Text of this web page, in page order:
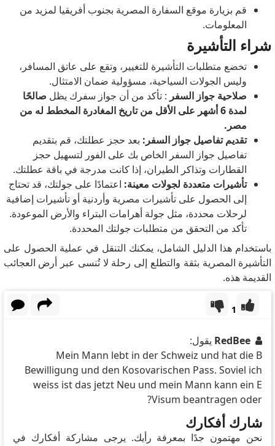
قم بزيارة موقع السفارة المصرية بجنوب أفريقيا لمزيد من
المعلومات.
شراء التأشيرة
تخضع متطلبات التأشيرة للتغيير، وتقع على عاتق المسافر،
وليس الجولات السياحية، مسؤولية ضمان الامتثال.
صلاحية جواز السفر : تأكد من أن جواز سفرك يظل صالحًا
لمدة 6 أشهر على الأقل من تاريخ المغادرة المخطط له من
مصر.
تقديم تفاصيل جواز السفر: بعد حجز عطلتك، قم بتقديم
تفاصيل جواز السفر الخاص بك على الفور لتسهيل حجز
القطارات وتذاكر الطيران، إذا كانت مدرجة في باقة عطلتك.
تأشيرات متعددة لجولات معينة: اعتمادًا على جولتك، قد تحتاج
إلى الحصول على تأشيرات مصرية وأردنية أو تأشيرات إضافية
لرحلات محددة، مثل جولة أهرامات البتراء والأرض الموعودة.
تأكد من التحقق من متطلبات جولتك المحددة.
باستخدام هذا الدليل الشامل، يمكنك التنقل في عملية الحصول على
التأشيرة المصرية بثقة والتطلع إلى رحلة لا تُنسى عبر أرض العجائب
القديمة هذه.
1
RedBee يقول:
Mein Mann lebt in der Schweiz und hat die B
Bewilligung und den Kosovarischen Pass. Soviel ich
weiss ist das jetzt Neu und mein Mann kann ein E
Visum beantragen oder?
شارك أفكارك
نحن مهتمون جدًا بمعرفة رأيك. يرجى مشاركة أفكارك في